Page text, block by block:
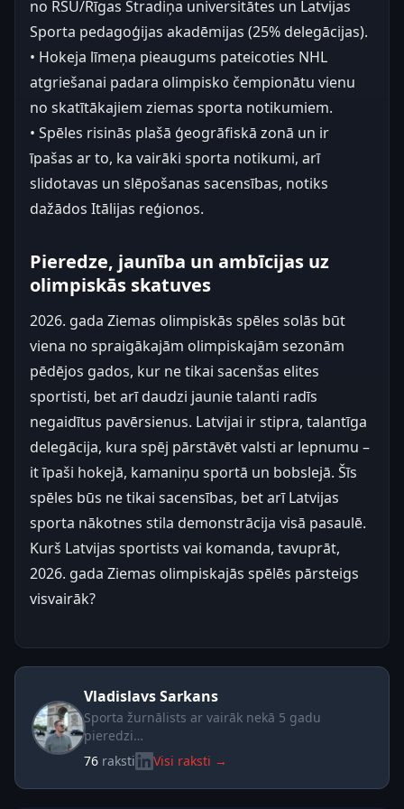
no RSU/Rīgas Stradiņa universitātes un Latvijas
Sporta pedagoģijas akadēmijas (25% delegācijas).
• Hokeja līmeņa pieaugums pateicoties NHL
atgriešanai padara olimpisko čempionātu vienu
no skatītākajiem ziemas sporta notikumiem.
• Spēles risinās plašā ģeogrāfiskā zonā un ir
īpašas ar to, ka vairāki sporta notikumi, arī
slidotavas un slēpošanas sacensības, notiks
dažādos Itālijas reģionos.
Pieredze, jaunība un ambīcijas uz
olimpiskās skatuves
2026. gada Ziemas olimpiskās spēles solās būt
viena no spraigākajām olimpiskajām sezonām
pēdējos gados, kur ne tikai sacenšas elites
sportisti, bet arī daudzi jaunie talanti radīs
negaidītus pavērsienus. Latvijai ir stipra, talantīga
delegācija, kura spēj pārstāvēt valsti ar lepnumu –
it īpaši hokejā, kamaniņu sportā un bobslejā. Šīs
spēles būs ne tikai sacensības, bet arī Latvijas
sporta nākotnes stila demonstrācija visā pasaulē.
Kurš Latvijas sportists vai komanda, tavuprāt,
2026. gada Ziemas olimpiskajās spēlēs pārsteigs
visvairāk?
Vladislavs Sarkans
Sporta žurnālists ar vairāk nekā 5 gadu
pieredzi…
76 raksti Visi raksti →